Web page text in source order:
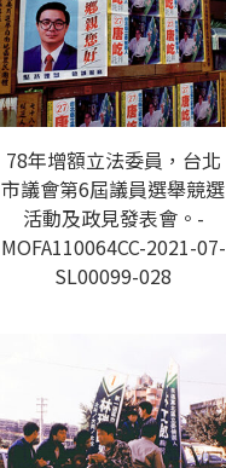
78年增額立法委員，台北
市議會第6屆議員選舉競選
活動及政見發表會。-
MOFA110064CC-2021-07-
SL00099-028